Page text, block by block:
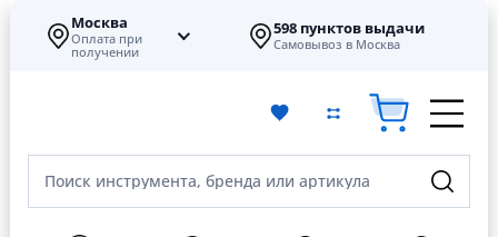
Москва
Оплата при
получении
598 пунктов выдачи
Самовывоз в Москва
Поиск инструмента, бренда или артикула